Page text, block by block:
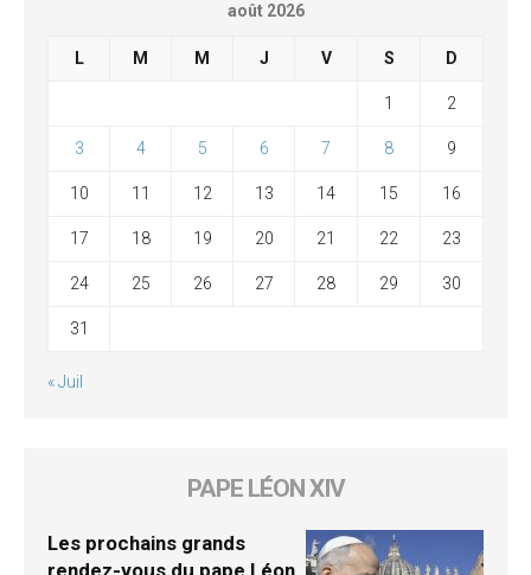
août 2026
L M M J V S D
1 2
3 4 5 6 7 8 9
10 11 12 13 14 15 16
17 18 19 20 21 22 23
24 25 26 27 28 29 30
31
« Juil
PAPE LÉON XIV
Les prochains grands